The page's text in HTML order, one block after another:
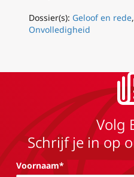
Dossier(s): Geloof en rede,
Onvolledigheid
Volg
Schrijf je in op
Voornaam*